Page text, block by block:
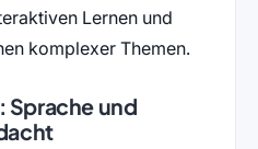
Lernen und
komplexer Themen.
Sprache und